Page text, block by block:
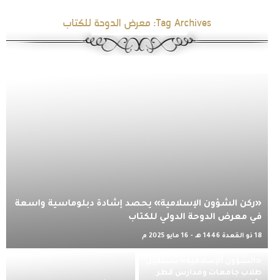
Tag Archives: معرض الدوحة للكتاب
«ركن الشؤون الإسلامية» يحصد إشادة دبلوماسية واسعة
في معرض الدوحة الدولي للكتاب
18 ذو القعدة 1446 هـ - 16 مايو 2025 م
طلاب جامعات ومدارس قطر